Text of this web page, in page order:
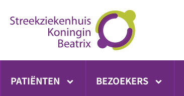
direct
PATIËNTEN BEZOEKERS